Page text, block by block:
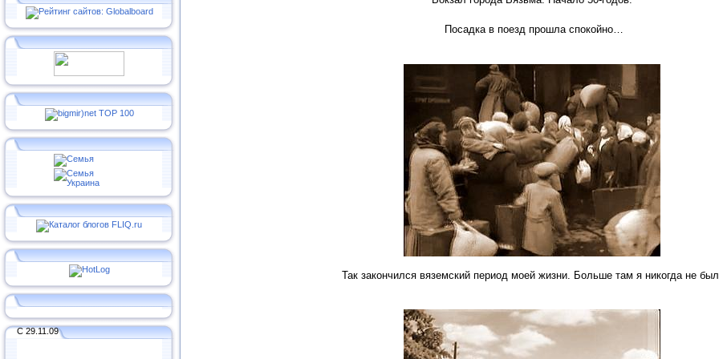
С 29.11.09
Посадка в поезд прошла спокойно…
Так закончился вяземский период моей жизни. Больше там я никогда не